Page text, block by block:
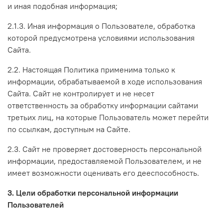
и иная подобная информация;
2.1.3. Иная информация о Пользователе, обработка
которой предусмотрена условиями использования
Сайта.
2.2. Настоящая Политика применима только к
информации, обрабатываемой в ходе использования
Сайта. Сайт не контролирует и не несет
ответственность за обработку информации сайтами
третьих лиц, на которые Пользователь может перейти
по ссылкам, доступным на Сайте.
2.3. Сайт не проверяет достоверность персональной
информации, предоставляемой Пользователем, и не
имеет возможности оценивать его дееспособность.
3. Цели обработки персональной информации
Пользователей